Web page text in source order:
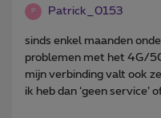
P Patrick_0153
sinds enkel maanden
problemen met het 4G/
mijn verbinding valt ook
ik heb dan ‘geen service’